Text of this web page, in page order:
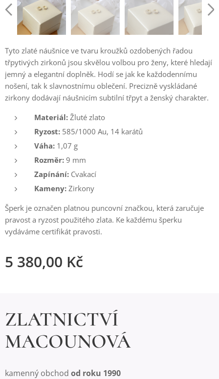
Tyto zlaté náušnice ve tvaru kroužků ozdobených řadou
třpytivých zirkonů jsou skvělou volbou pro ženy, které hledají
jemný a elegantní doplněk. Hodí se jak ke každodennímu
nošení, tak k slavnostnímu oblečení. Precizně vyskládané
zirkony dodávají náušnicím subtilní třpyt a ženský charakter.
Materiál: Žluté zlato
Ryzost: 585/1000 Au, 14 karátů
Váha: 1,07 g
Rozměr: 9 mm
Zapínání: Cvakací
Kameny: Zirkony
Šperk je označen platnou puncovní značkou, která zaručuje
pravost a ryzost použitého zlata. Ke každému šperku
vydáváme certifikát pravosti.
5 380,00 Kč
ZLATNICTVÍ
MACOUNOVÁ
kamenný obchod od roku 1990